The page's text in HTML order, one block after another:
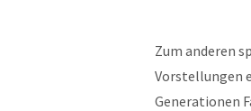
Zum anderen
Vorstellungen
Generationen